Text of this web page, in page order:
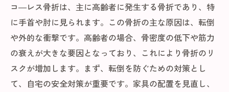
コ―レス骨折は、主に高齢者に発生する骨折であり、特
に手首や肘に見られます。この骨折の主な原因は、転倒
や外的な衝撃です。高齢者の場合、骨密度の低下や筋力
の衰えが大きな要因となっており、これにより骨折のリ
スクが増加します。まず、転倒を防ぐための対策とし
て、自宅の安全対策が重要です。家具の配置を見直し、